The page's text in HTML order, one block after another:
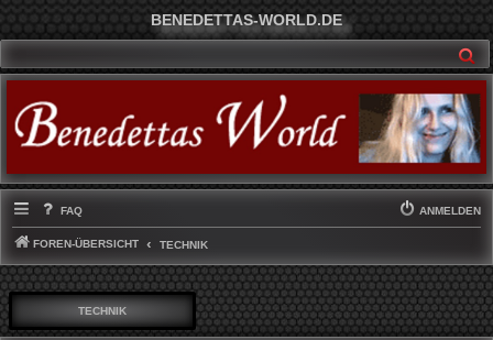
BENEDETTAS-WORLD.DE
FAQ ANMELDEN
FOREN-ÜBERSICHT TECHNIK
TECHNIK